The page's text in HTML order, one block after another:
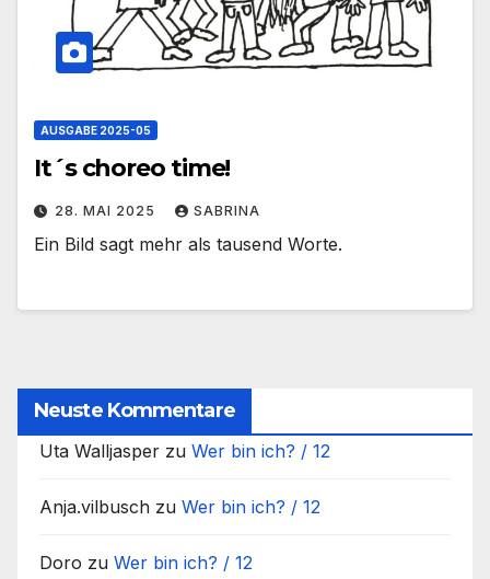
AUSGABE 2025-05
It´s choreo time!
28. MAI 2025 SABRINA
Ein Bild sagt mehr als tausend Worte.
Neuste Kommentare
Uta Walljasper zu Wer bin ich? / 12
Anja.vilbusch zu Wer bin ich? / 12
Doro zu Wer bin ich? / 12